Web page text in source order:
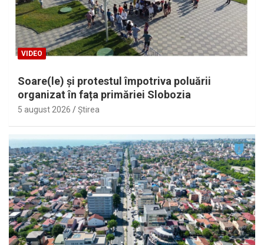
VIDEO
Soare(le) și protestul împotriva poluării
organizat în fața primăriei Slobozia
5 august 2026 Ştirea